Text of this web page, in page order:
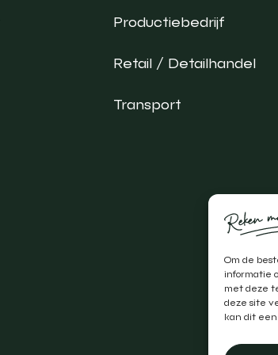
Om de
informatie
met deze
deze site
kan dit
Productiebedrijf
Retail / Detailhandel
Transport